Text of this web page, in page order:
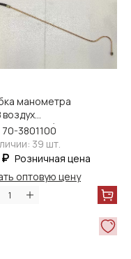
манометра
Parts)
70-3801100
39 шт.
₽ Розничная цена
оптовую цену